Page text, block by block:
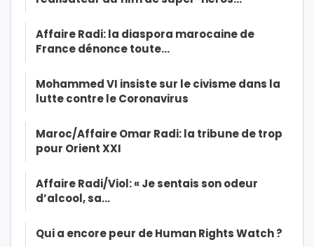
Affaire Radi: la diaspora marocaine de
France dénonce toute…
Mohammed VI insiste sur le civisme dans la
lutte contre le Coronavirus
Maroc/Affaire Omar Radi: la tribune de trop
pour Orient XXI
Affaire Radi/Viol: « Je sentais son odeur
d’alcool, sa…
Qui a encore peur de Human Rights Watch ?